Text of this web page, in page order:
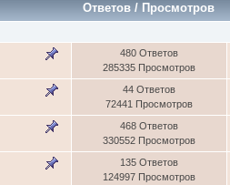
Ответов/ Просмотров
480 Ответов
285335 Просмотров
44 Ответов
72441 Просмотров
468 Ответов
330552 Просмотров
135 Ответов
124997 Просмотров